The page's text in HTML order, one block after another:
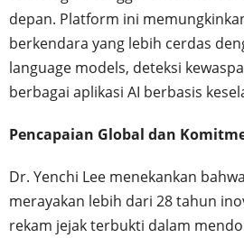
depan. Platform ini
berkendara yang lebih cerdas
language models, deteksi
berbagai aplikasi AI berbasis
Pencapaian Global dan
Dr. Yenchi Lee menekankan
merayakan lebih dari 28 tahun
rekam jejak terbukti dalam